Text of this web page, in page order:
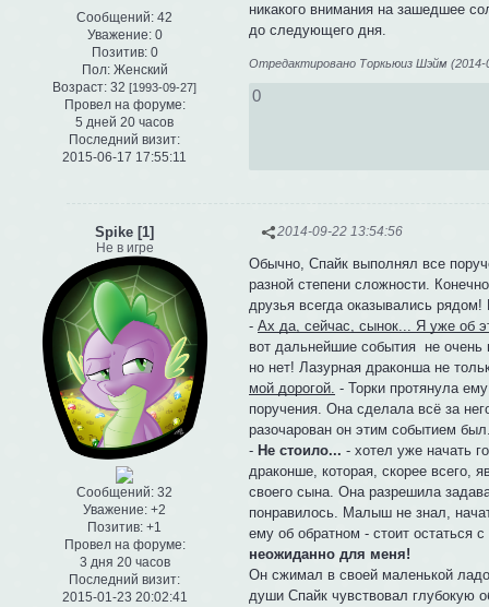
Сообщений: 42
Уважение: 0
Позитив: 0
Пол:Женский
Возраст: 32 [1993-09-27]
Провел на форуме:
5 дней 20 часов
Последний визит:
2015-06-17 17:55:11
никакого внимания на зашедшее
до следующего дня.
Отредактировано Торкьюиз Шэйм (2014-
0
2014-09-22 13:54:56
Spike [1]
Не в игре
Сообщений: 32
Уважение: +2
Позитив: +1
Провел на форуме:
3 дня 20 часов
Последний визит:
2015-01-23 20:02:41
Обычно, Спайк выполнял все
разной степени сложности.
друзья всегда оказывались
-Ах да, сейчас, сынок... Я уже об
вот дальнейшие события не очень
но нет! Лазурная драконша не
мой дорогой. - Торки протянула
поручения. Она сделала всё за
разочарован он этим событием
- Не стоило...- хотел уже начать
драконше, которая, скорее всего,
своего сына. Она разрешила
понравилось. Малыш не знал,
ему об обратном - стоит остаться
неожиданно для меня!
Он сжимал в своей маленькой
души Спайк чувствовал глубокую